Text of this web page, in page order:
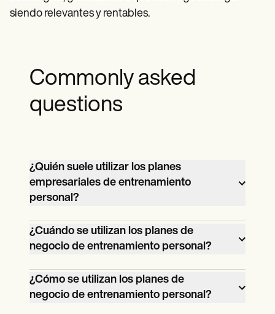
siendo relevantes y rentables.
Commonly asked
questions
¿Quién suele utilizar los planes
empresariales de entrenamiento
personal?
Los planes de negocio de entrenamiento
personal son cruciales para que los
empresarios del sector del fitness
alcancen sus objetivos empresariales.
¿Cuándo se utilizan los planes de
negocio de entrenamiento personal?
Los planes de negocio de entrenamiento
personal esbozan el concepto de
negocio de un empresario del fitness, su
¿Cómo se utilizan los planes de
negocio de entrenamiento personal?